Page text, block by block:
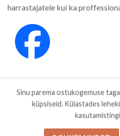
harrastajatele kui ka
KAUBAMÄRGID
Sinu parema ostukogemuse
küpsiseid. Külastades